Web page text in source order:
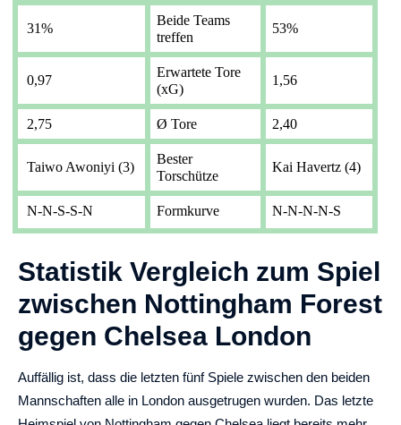
31%
Beide Teams
treffen
53%
0,97
Erwartete Tore
(xG)
1,56
2,75 Ø Tore 2,40
Taiwo Awoniyi (3)
Bester
Torschütze
Kai Havertz (4)
N-N-S-S-N Formkurve N-N-N-N-S
Statistik Vergleich zum Spiel
zwischen Nottingham Forest
gegen Chelsea London
Auffällig ist, dass die letzten fünf Spiele zwischen den beiden
Mannschaften alle in London ausgetrugen wurden. Das letzte